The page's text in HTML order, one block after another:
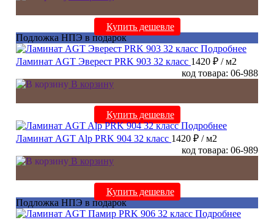
Купить дешевле
Подложка НПЭ в подарок
Подробнее
Ламинат AGT Эверест PRK 903 32 класс 1420 ₽ / м2
код товара: 06-988
В корзину
Купить дешевле
Подробнее
Ламинат AGT Alp PRK 904 32 класс 1420 ₽ / м2
код товара: 06-989
В корзину
Купить дешевле
Подложка НПЭ в подарок
Подробнее